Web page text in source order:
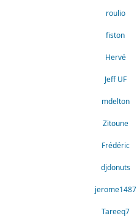
roulio
fiston
Hervé
Jeff UF
mdelton
Zitoune
Frédéric
djdonuts
jerome1487
Tareeq7